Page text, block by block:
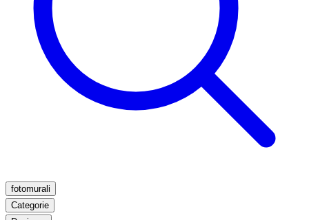
fotomurali
Categorie